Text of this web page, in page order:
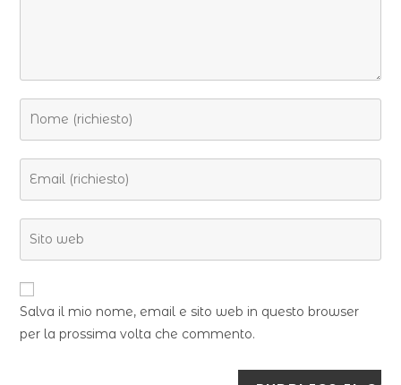
Salva il mio nome, email e sito web in questo browser
per la prossima volta che commento.